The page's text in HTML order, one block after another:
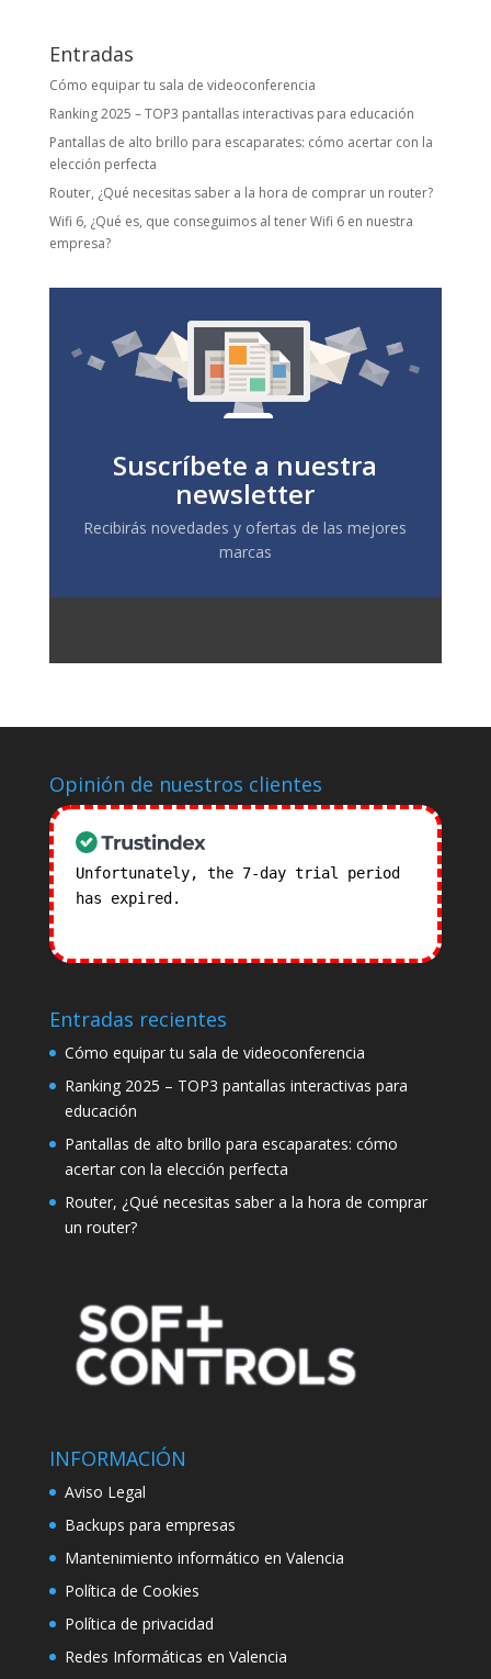
Entradas
Cómo equipar tu sala de videoconferencia
Ranking 2025 – TOP3 pantallas interactivas para educación
Pantallas de alto brillo para escaparates: cómo acertar con la
elección perfecta
Router, ¿Qué necesitas saber a la hora de comprar un router?
Wifi 6, ¿Qué es, que conseguimos al tener Wifi 6 en nuestra
empresa?
Suscríbete a nuestra
newsletter
Recibirás novedades y ofertas de las mejores
marcas
Opinión de nuestros clientes
Unfortunately, the 7-day trial period
has expired.
Entradas recientes
Cómo equipar tu sala de videoconferencia
Ranking 2025 – TOP3 pantallas interactivas para
educación
Pantallas de alto brillo para escaparates: cómo
acertar con la elección perfecta
Router, ¿Qué necesitas saber a la hora de comprar
un router?
INFORMACIÓN
Aviso Legal
Backups para empresas
Mantenimiento informático en Valencia
Política de Cookies
Política de privacidad
Redes Informáticas en Valencia